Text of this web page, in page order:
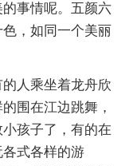
事情呢。五颜六
，如同一个美丽
人乘坐着龙舟欣
围在江边跳舞，
孩子了，有的在
式各样的游